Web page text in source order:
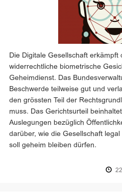
Die Digitale Gesellschaft erkämpft
widerrechtliche biometrische
Geheimdienst. Das
Beschwerde teilweise gut und
den grössten Teil der
muss. Das Gerichtsurteil
Auslegungen bezüglich
darüber, wie die Gesellschaft
soll geheim bleiben dürfen.